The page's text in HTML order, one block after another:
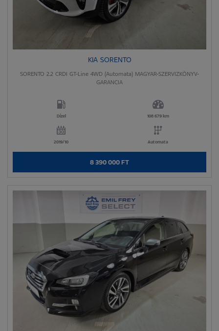
KIA SORENTO
SORENTO 2.2 CRDI GT-Line 4WD (Automata) MAGYAR-SZERVIZKÖNYV-
GARANCIA
Dízel 108 679 km
2019/10 Automata
8 390 000 FT